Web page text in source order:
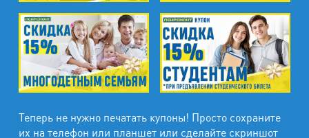
Теперь не нужно печатать купоны! Просто сохраните
их на телефон или планшет или сделайте скриншот